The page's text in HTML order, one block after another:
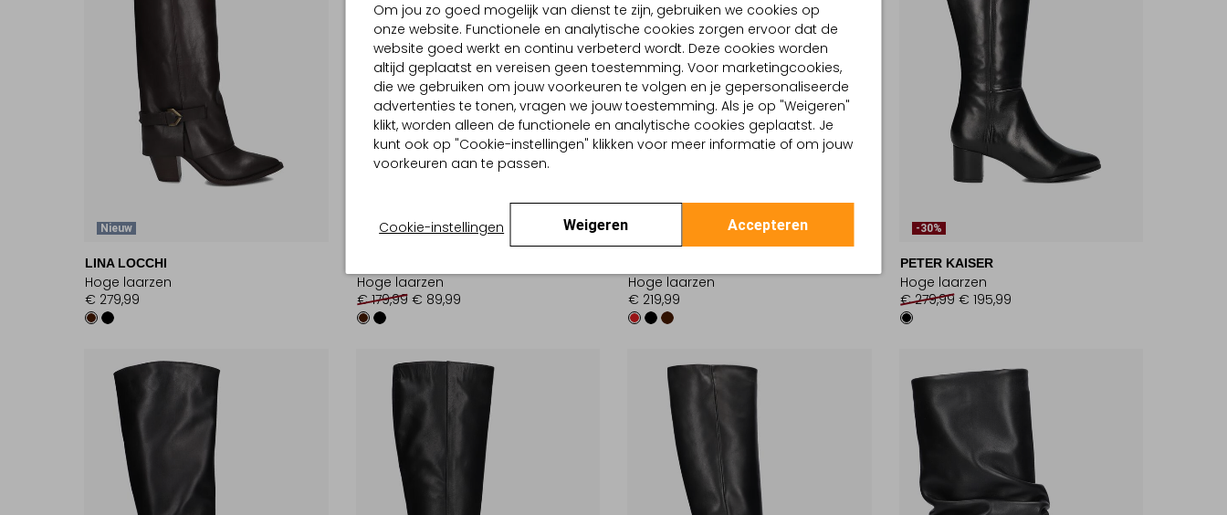
Om jou zo goed mogelijk van dienst te zijn, gebruiken we cookies op
onze website. Functionele en analytische cookies zorgen ervoor dat de
website goed werkt en continu verbeterd wordt. Deze cookies worden
altijd geplaatst en vereisen geen toestemming. Voor marketingcookies,
die we gebruiken om jouw voorkeuren te volgen en je gepersonaliseerde
advertenties te tonen, vragen we jouw toestemming. Als je op "Weigeren"
klikt, worden alleen de functionele en analytische cookies geplaatst. Je
kunt ook op "Cookie-instellingen" klikken voor meer informatie of om jouw
voorkeuren aan te passen.
Cookie-instellingen Weigeren Accepteren
Nieuw
LINA LOCCHI
Hoge laarzen
€ 279,99
-50%
Hoge laarzen
€ 179,99 € 89,99
Hoge laarzen
€ 219,99
-30%
PETER KAISER
Hoge laarzen
€ 279,99 € 195,99